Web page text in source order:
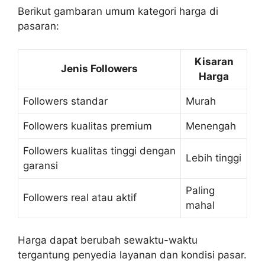
Berikut gambaran umum kategori harga di
pasaran:
Jenis Followers
Kisaran
Harga
Followers standar Murah
Followers kualitas premium Menengah
Followers kualitas tinggi dengan
garansi
Lebih tinggi
Followers real atau aktif
Paling
mahal
Harga dapat berubah sewaktu-waktu
tergantung penyedia layanan dan kondisi pasar.